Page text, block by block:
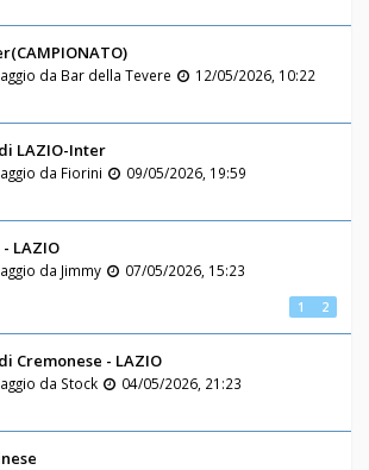
da Bar della Tevere
12/05/2026, 10:22
LAZIO-Inter
da Fiorini
09/05/2026, 19:59
LAZIO
da Jimmy
07/05/2026, 15:23
1 2
Cremonese - LAZIO
da Stock
04/05/2026, 21:23